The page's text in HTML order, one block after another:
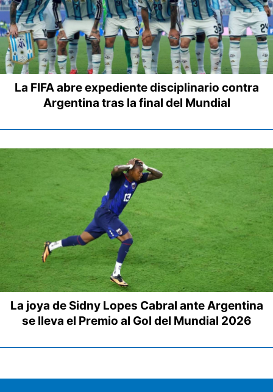
La FIFA abre expediente disciplinario contra
Argentina tras la final del Mundial
La joya de Sidny Lopes Cabral ante Argentina
se lleva el Premio al Gol del Mundial 2026